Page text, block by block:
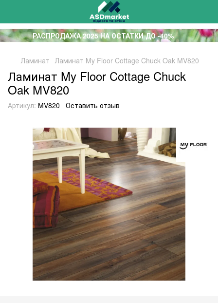
РАСПРОДАЖА 2025 НА ОСТАТКИ ДО -40%
Ламинат Ламинат My Floor Cottage Chuck Oak MV820
Ламинат My Floor Cottage Chuck
Oak MV820
Артикул: MV820 Оставить отзыв